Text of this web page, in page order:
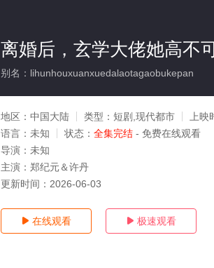
离婚后，玄学大佬她高不
别名：lihunhouxuanxuedalaotagaobukepan
地区： 中国大陆 类型： 短剧,现代都市 上映
语言： 未知 状态： 全集完结 - 免费在线观看
导演： 未知
主演： 郑纪元＆许丹
更新时间： 2026-06-03
 在线观看  极速观看